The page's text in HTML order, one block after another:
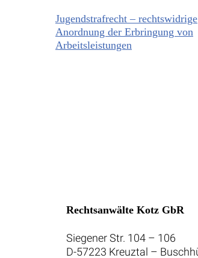
Jugendstrafrecht – rechtswidrige
Anordnung der Erbringung von
Arbeitsleistungen
Rechtsanwälte Kotz GbR
Siegener Str. 104 – 106
D-57223 Kreuztal –